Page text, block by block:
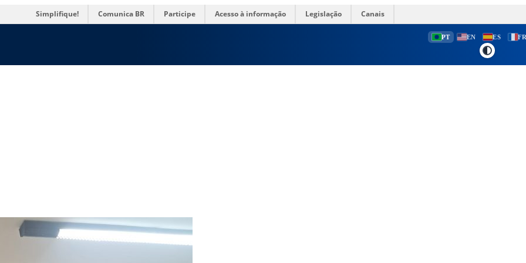
Simplifique! Comunica BR Participe Acesso à informação Legislação Canais
PT EN ES